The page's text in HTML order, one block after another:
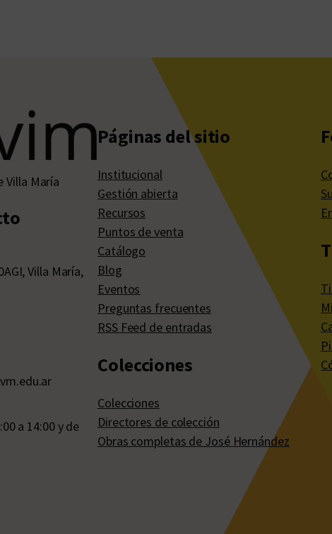
Villa María
Villa María,
a 14:00 y de
Páginas del sitio
Institucional
Gestión abierta
Recursos
Puntos de venta
Catálogo
Blog
Eventos
Preguntas frecuentes
RSS Feed de entradas
Colecciones
Colecciones
Directores de colección
Obras completas de José Hernández